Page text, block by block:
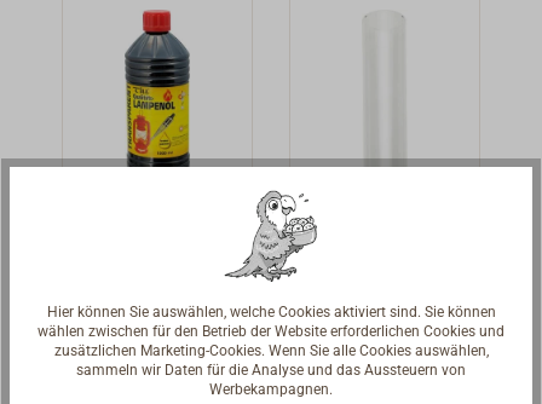
Zylinderfuß.
Zylinderfuß.
Hochgereinigtes,
farbloses und
geruchsneutrale
s Lampenöl, das
8,90 € *
Glaszylinder
Ersatzzylinder
für SÖRENSEN-
SHIP's-Lamp II.
35,00 € *
Hier können Sie auswählen, welche Cookies aktiviert sind. Sie können
wählen zwischen für den Betrieb der Website erforderlichen Cookies und
zusätzlichen Marketing-Cookies. Wenn Sie alle Cookies auswählen,
sammeln wir Daten für die Analyse und das Aussteuern von
Werbekampagnen.